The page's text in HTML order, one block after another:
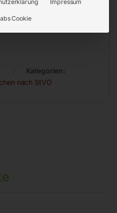
Kategorien:
nach StVO
Impressum
Cookie